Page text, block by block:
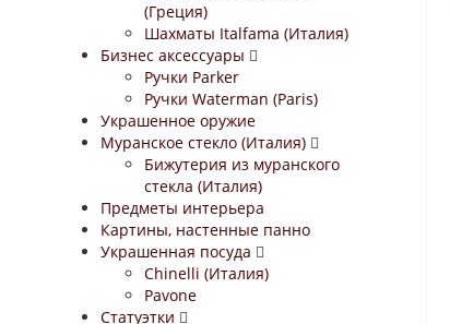
(Греция)
Шахматы Italfama (Италия)
Бизнес аксессуары
Ручки Parker
Ручки Waterman (Paris)
Украшенное оружие
Муранское стекло (Италия)
Бижутерия из муранского
стекла (Италия)
Предметы интерьера
Картины, настенные панно
Украшенная посуда
Chinelli (Италия)
Pavone
Статуэтки